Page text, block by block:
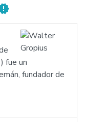
fue un
fundador de